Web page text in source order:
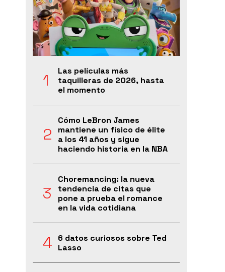
Las películas más
taquilleras de 2026, hasta
el momento
Cómo LeBron James
mantiene un físico de élite
a los 41 años y sigue
haciendo historia en la NBA
Choremancing: la nueva
tendencia de citas que
pone a prueba el romance
en la vida cotidiana
6 datos curiosos sobre Ted
Lasso